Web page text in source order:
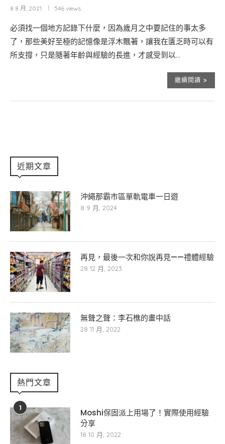
8 8 月, 2021 546 views
必須找一個地方記錄下什麼，因為歲月之中要記住的事太多
了，那些美好至極的記憶像是浮木飄著，讓我在匱乏時可以有
所支撐，只是隨著年齡與經驗的長進，才感受到以…
繼續閱讀
近期文章
沖繩那霸市區單軌電車一日遊
8 9 月, 2024
再見，最後一次和你說再見——禮體經驗
28 12 月, 2023
無聲之聲：李石樵的畫中話
28 11 月, 2022
熱門文章
1
Moshi保固派上用場了！實際使用經驗
分享
18 10 月, 2022